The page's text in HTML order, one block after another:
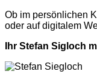
Ob im persönlichen
oder auf digitalem
Ihr Stefan Sigloch